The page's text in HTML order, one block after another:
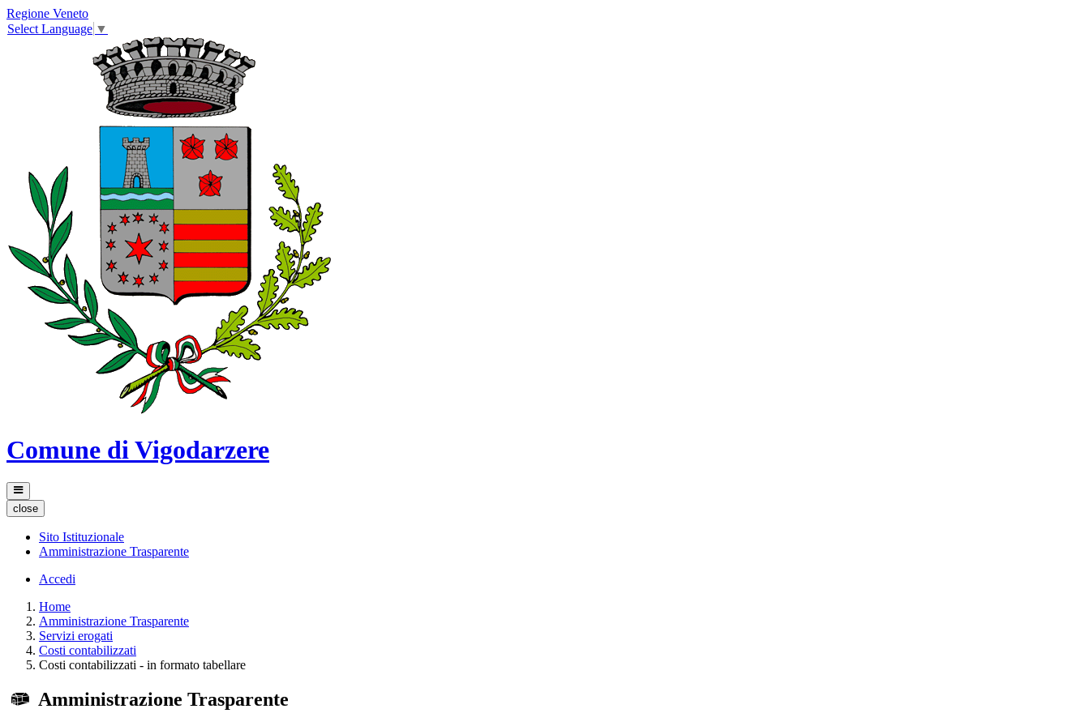
Regione Veneto
Select Language ▼
Comune di Vigodarzere
close
Sito Istituzionale
Amministrazione Trasparente
Accedi
Home
Amministrazione Trasparente
Servizi erogati
Costi contabilizzati
Costi contabilizzati - in formato tabellare
Amministrazione Trasparente